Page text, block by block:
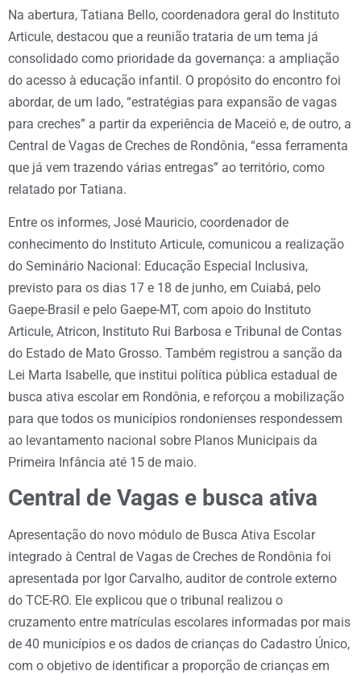
Na abertura, Tatiana Bello, coordenadora geral do Instituto
Articule, destacou que a reunião trataria de um tema já
consolidado como prioridade da governança: a ampliação
do acesso à educação infantil. O propósito do encontro foi
abordar, de um lado, “estratégias para expansão de vagas
para creches” a partir da experiência de Maceió e, de outro, a
Central de Vagas de Creches de Rondônia, “essa ferramenta
que já vem trazendo várias entregas” ao território, como
relatado por Tatiana.
Entre os informes, José Mauricio, coordenador de
conhecimento do Instituto Articule, comunicou a realização
do Seminário Nacional: Educação Especial Inclusiva,
previsto para os dias 17 e 18 de junho, em Cuiabá, pelo
Gaepe-Brasil e pelo Gaepe-MT, com apoio do Instituto
Articule, Atricon, Instituto Rui Barbosa e Tribunal de Contas
do Estado de Mato Grosso. Também registrou a sanção da
Lei Marta Isabelle, que institui política pública estadual de
busca ativa escolar em Rondônia, e reforçou a mobilização
para que todos os municípios rondonienses respondessem
ao levantamento nacional sobre Planos Municipais da
Primeira Infância até 15 de maio.
Central de Vagas e busca ativa
Apresentação do novo módulo de Busca Ativa Escolar
integrado à Central de Vagas de Creches de Rondônia foi
apresentada por Igor Carvalho, auditor de controle externo
do TCE-RO. Ele explicou que o tribunal realizou o
cruzamento entre matrículas escolares informadas por mais
de 40 municípios e os dados de crianças do Cadastro Único,
com o objetivo de identificar a proporção de crianças em